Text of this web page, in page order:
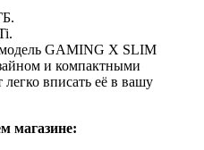
GAMING X SLIM
и компактными
легко вписать её в вашу
магазине: